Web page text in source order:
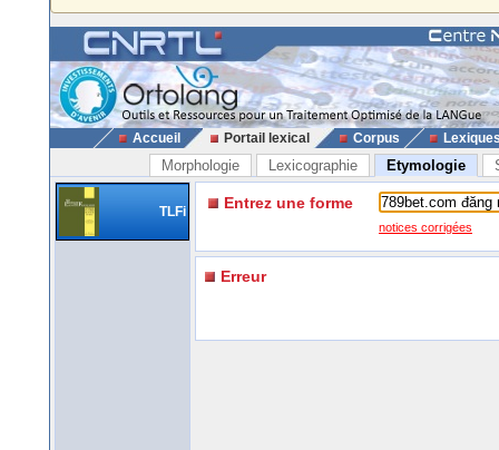
Accueil Portail lexical Corpus
Morphologie Lexicographie Etymologie
TLFi Entrez une forme
notices corrigées
Erreur